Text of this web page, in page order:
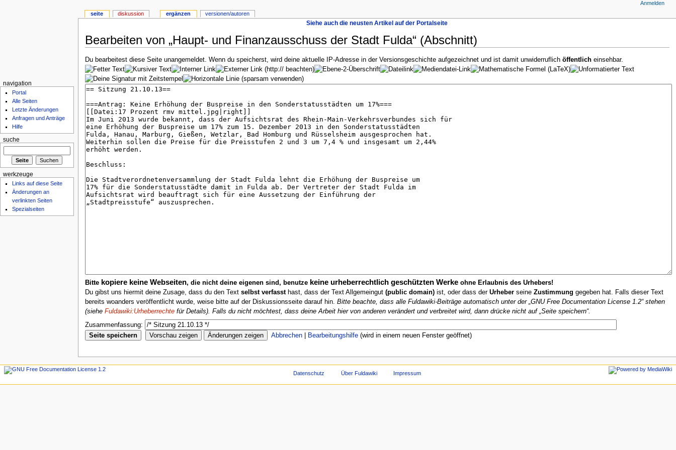
Siehe auch die neusten Artikel auf der Portalseite
Bearbeiten von „Haupt- und Finanzausschuss der Stadt Fulda“ (Abschnitt)
Du bearbeitest diese Seite unangemeldet. Wenn du speicherst, wird deine aktuelle IP-Adresse in der Versionsgeschichte aufgezeichnet und ist damit unwiderruflich öffentlicheinsehbar.
Bitte kopiere keine Webseiten, die nicht deine eigenen sind, benutze keine urheberrechtlich geschützten Werkeohne Erlaubnis des Urhebers!
Du gibst uns hiermit deine Zusage, dass du den Text selbst verfassthast, dass der Text Allgemeingut (public domain)ist, oder dass der Urheberseine Zustimmung gegeben hat. Falls dieser Text
bereits woanders veröffentlicht wurde, weise bitte auf der Diskussionsseite darauf hin. Bitte beachte, dass alle Fuldawiki-Beiträge automatisch unter der „GNU Free Documentation License 1.2“ stehen
(siehe Fuldawiki:Urheberrechtefür Details). Falls du nicht möchtest, dass deine Arbeit hier von anderen verändert und verbreitet wird, dann drücke nicht auf „Seite speichern“.
Zusammenfassung:
Abbrechen
Bearbeitungshilfe (wird in einem neuen Fenster geöffnet)
seite diskussion ergänzen versionen/autoren
Anmelden
navigation
Portal
Alle Seiten
Letzte Änderungen
Anfragen und Anträge
Hilfe
suche
werkzeuge
Links auf diese Seite
Änderungen an
verlinkten Seiten
Spezialseiten
Datenschutz Über Fuldawiki Impressum